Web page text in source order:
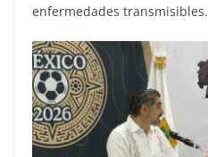
enfermedades transmisibles.